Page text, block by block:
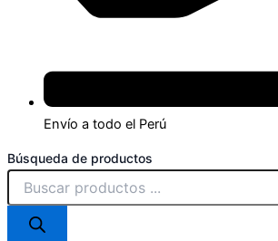
Envío a todo el Perú
Búsqueda de productos